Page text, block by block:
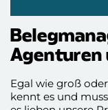
Agenturen
Egal wie groß
kennt es und